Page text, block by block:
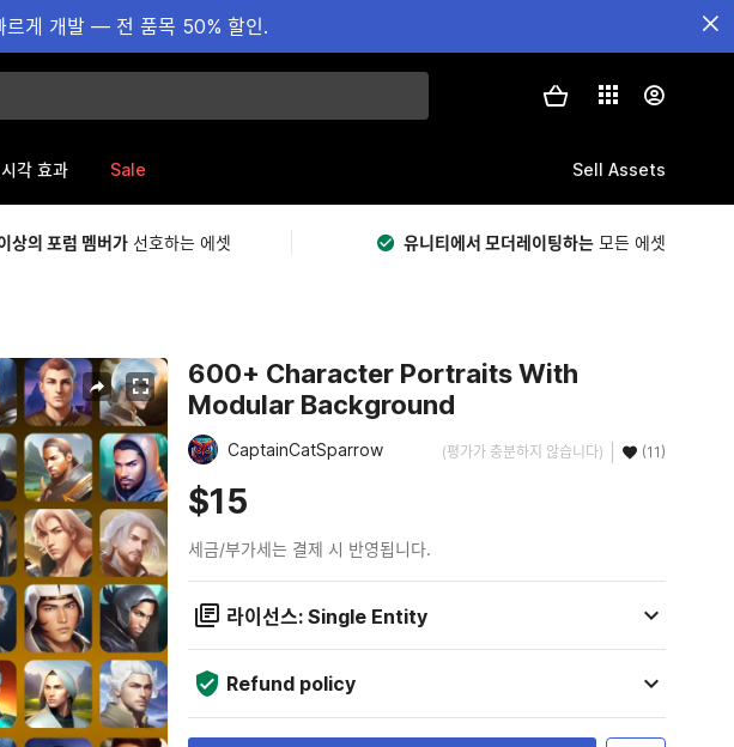
르게 개발 — 전 품목 50% 할인.
시각 효과 Sale Sell Assets
상의 포럼 멤버가 선호하는 에셋 유니티에서 모더레이팅하는 모든 에셋
600+ Character Portraits With
Modular Background
CaptainCatSparrow (평가가 충분하지 않습니다) (11)
$15
세금/부가세는 결제 시 반영됩니다.
라이선스: Single Entity
Refund policy